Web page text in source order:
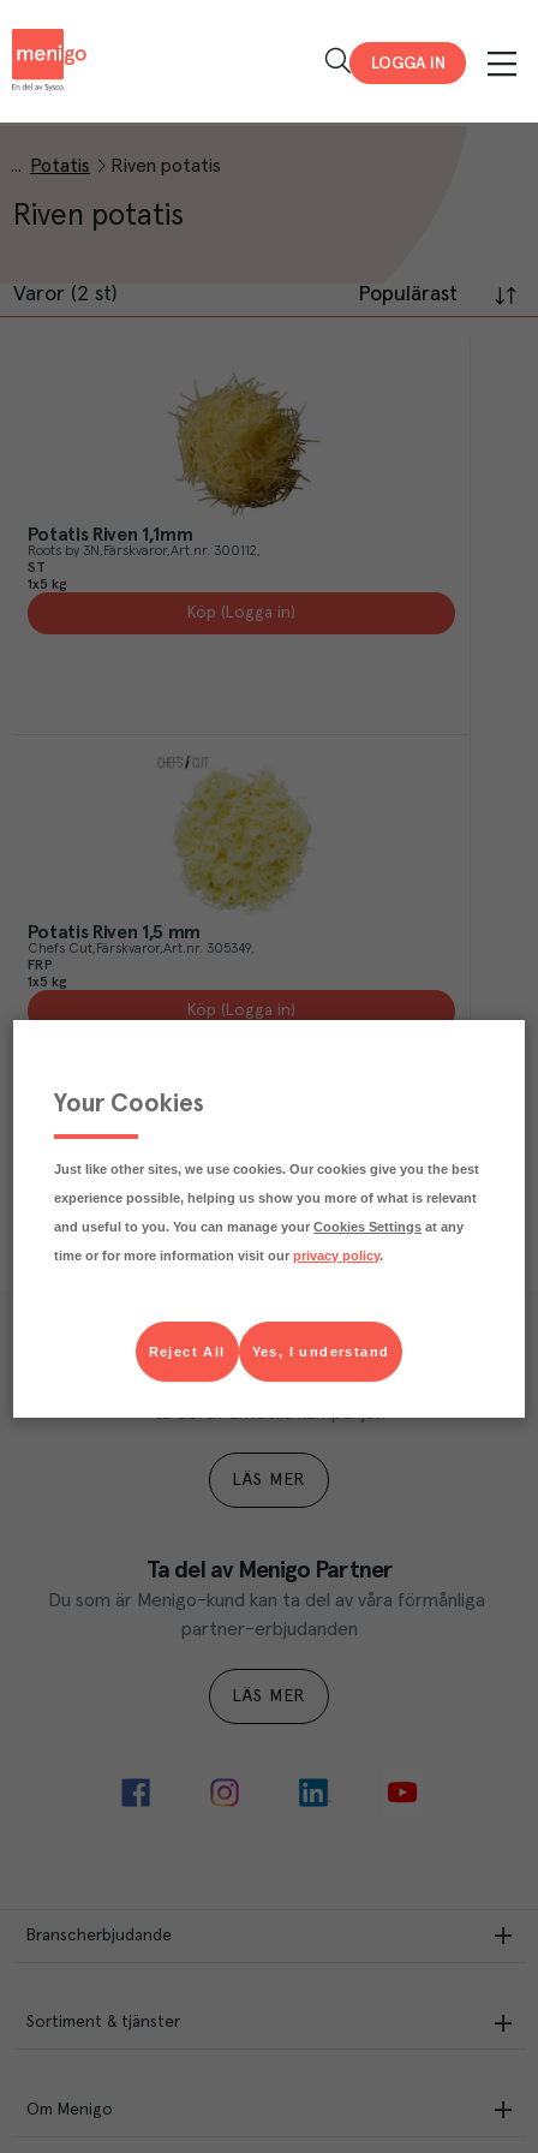
LOGGA IN
Potatis Riven potatis
Riven potatis
Varor (2 st) Populärast
Potatis Riven 1,1mm
Roots by 3N Färskvaror Art.nr. 300112
ST
1x5 kg
Köp (Logga in)
Potatis Riven 1,5 mm
Chefs Cut Färskvaror Art.nr. 305349
FRP
1x5 kg
Köp (Logga in)
Våra kundtidningar
Läs inspirerande reportage, matnyttiga artiklar och
LÄS MER
Ta del av Menigo Partner
Du som är Menigo-kund kan ta del av våra förmånliga
partner-erbjudanden
LÄS MER
Branscherbjudande
Sortiment & tjänster
Om Menigo
Your Cookies
Just like other sites, we use cookies. Our cookies give you the best
experience possible, helping us show you more of what is relevant
and useful to you. You can manage yourCookies Settings at any
time or for more information visit ourprivacy policy.
Yes, I understand
Reject All